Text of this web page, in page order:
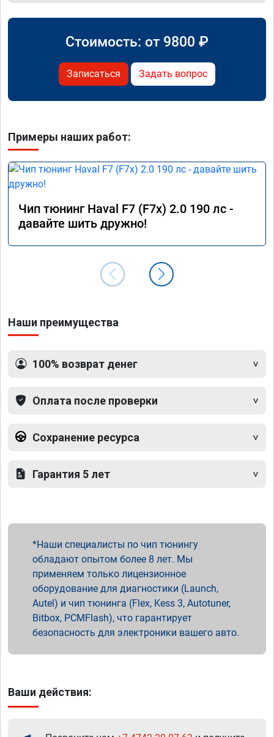
Стоимость: от 9800 ₽
Записаться Задать вопрос
Примеры наших работ:
Чип тюнинг Haval F7 (F7x) 2.0 190 лс -
давайте шить дружно!
Наши преимущества
100% возврат денег
Оплата после проверки
Сохранение ресурса
Гарантия 5 лет
Наши специалисты по чип тюнингу
обладают опытом более 8 лет. Мы
применяем только лицензионное
оборудование для диагностики (Launch,
Autel) и чип тюнинга (Flex, Kess 3, Autotuner,
Bitbox, PCMFlash), что гарантирует
безопасность для электроники вашего авто.
Ваши действия: